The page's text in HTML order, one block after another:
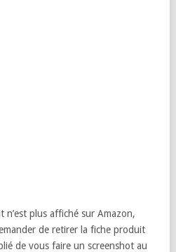
n’est plus affiché sur Amazon,
de retirer la fiche produit
de vous faire un screenshot au